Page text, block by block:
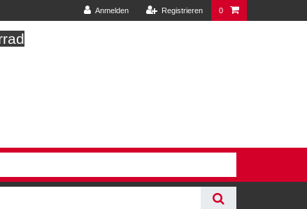
Anmelden Registrieren 0